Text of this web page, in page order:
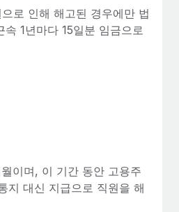
팅이 계속해서 인기를 끌면서, 기업들
디오 제작이 어느 때보다 중요해졌습
은 그렇게 높은 품질의...
로 인해 해고된 경우에만 법
1년마다 15일분 임금으로
이며, 이 기간 동안 고용주
지 대신 지급으로 직원을 해